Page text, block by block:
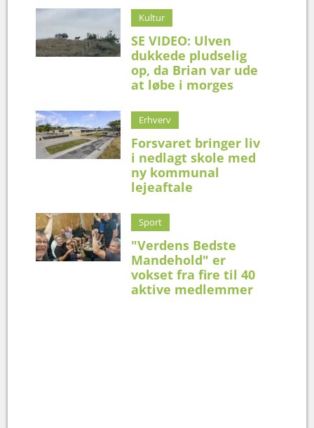
Kultur
SE VIDEO: Ulven
dukkede pludselig
op, da Brian var ude
at løbe i morges
Erhverv
Forsvaret bringer liv
i nedlagt skole med
ny kommunal
lejeaftale
Sport
"Verdens Bedste
Mandehold" er
vokset fra fire til 40
aktive medlemmer